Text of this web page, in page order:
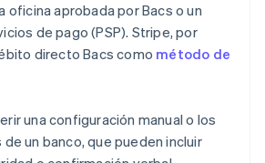
oficina aprobada por Bacs o un
de pago (PSP). Stripe, por
directo Bacs como método de
una configuración manual o los
un banco, que pueden incluir